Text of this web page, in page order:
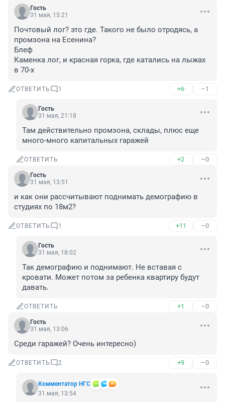
Гость
31 мая, 15:21
Почтовый лог? это где. Такого не было отродясь, а
промзона на Есенина?
Блеф
Каменка лог, и красная горка, где катались на лыжах
в 70-х
ОТВЕТИТЬ 1 +6 –1
Гость
31 мая, 21:18
Там действительно промзона, склады, плюс еще
много-много капитальных гаражей
ОТВЕТИТЬ +2 –0
Гость
31 мая, 13:51
и как они рассчитывают поднимать демографию в
студиях по 18м2?
ОТВЕТИТЬ 1 +11 –0
Гость
31 мая, 18:02
Так демографию и поднимают. Не вставая с
кровати. Может потом за ребенка квартиру будут
давать.
ОТВЕТИТЬ +1 –0
Гость
31 мая, 13:06
Среди гаражей? Очень интересно)
ОТВЕТИТЬ 2 +9 –0
Комментатор НГС
31 мая, 13:54